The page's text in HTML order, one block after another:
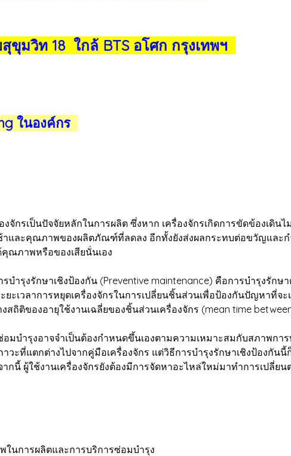
มวิท 18 ใกล้ BTS อโศก กรุงเทพฯ
ในองค์กร
เป็นปัจจัยหลักในการผลิต ซึ่งหาก เครื่องจักรเกิดการขัดข้องเดินไ
และคุณภาพของผลิตภัณฑ์ที่ลดลง อีกทั้งยังส่งผลกระทบต่อขวัญและก
ณภาพหรือของเสียนั่นเอง
งรักษาเชิงป้องกัน (Preventive maintenance) คือการบำรุงรักษ
ะเวลาการหยุดเครื่องจักรในการเปลี่ยนชิ้นส่วนเพื่อป้องกันปัญหาที่จ
ถิติของอายุใช้งานเฉลี่ยของชิ้นส่วนเครื่องจักร (mean time
รุงอาจจำเป็นต้องกำหนดขึ้นเองตามความเหมาะสมกับสภาพการ
ะที่แตกต่างไปจากคู่มือเครื่องจักร แต่วิธีการบำรุงรักษาเชิงป้องกันนี้
กนี้ ผู้ใช้งานเครื่องจักรยังต้องมีการจัดหาอะไหล่ใหม่มาทำการเปลี่ยน
ในการผลิตและการบริการซ่อมบำรุง